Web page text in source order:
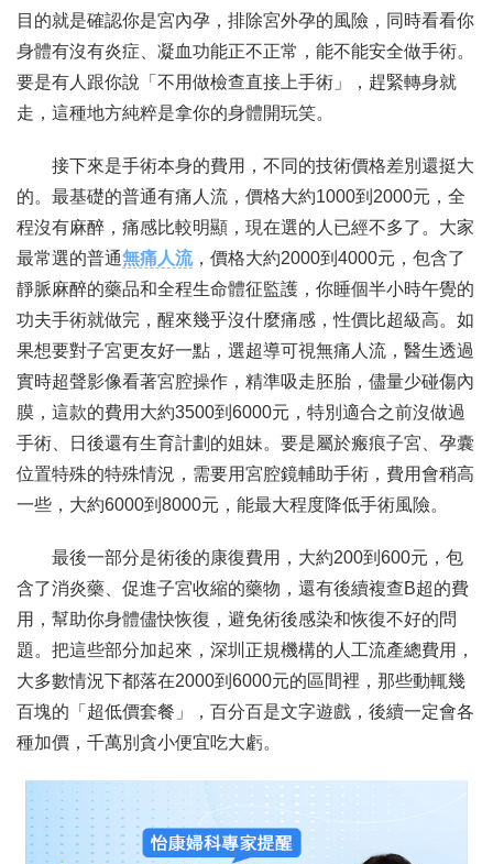
目的就是確認你是宮內孕，排除宮外孕的風險，同時看看你
身體有沒有炎症、凝血功能正不正常，能不能安全做手術。
要是有人跟你說「不用做檢查直接上手術」，趕緊轉身就
走，這種地方純粹是拿你的身體開玩笑。
接下來是手術本身的費用，不同的技術價格差別還挺大
的。最基礎的普通有痛人流，價格大約1000到2000元，全
程沒有麻醉，痛感比較明顯，現在選的人已經不多了。大家
最常選的普通無痛人流，價格大約2000到4000元，包含了
靜脈麻醉的藥品和全程生命體征監護，你睡個半小時午覺的
功夫手術就做完，醒來幾乎沒什麼痛感，性價比超級高。如
果想要對子宮更友好一點，選超導可視無痛人流，醫生透過
實時超聲影像看著宮腔操作，精準吸走胚胎，儘量少碰傷內
膜，這款的費用大約3500到6000元，特別適合之前沒做過
手術、日後還有生育計劃的姐妹。要是屬於瘢痕子宮、孕囊
位置特殊的特殊情況，需要用宮腔鏡輔助手術，費用會稍高
一些，大約6000到8000元，能最大程度降低手術風險。
最後一部分是術後的康復費用，大約200到600元，包
含了消炎藥、促進子宮收縮的藥物，還有後續複查B超的費
用，幫助你身體儘快恢復，避免術後感染和恢復不好的問
題。把這些部分加起來，深圳正規機構的人工流產總費用，
大多數情況下都落在2000到6000元的區間裡，那些動輒幾
百塊的「超低價套餐」，百分百是文字遊戲，後續一定會各
種加價，千萬別貪小便宜吃大虧。